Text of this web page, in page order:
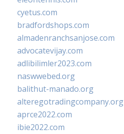
cyetus.com
bradfordshops.com
almadenranchsanjose.com
advocatevijay.com
adlibilimler2023.com
naswwebed.org
balithut-manado.org
alteregotradingcompany.org
aprce2022.com
ibie2022.com